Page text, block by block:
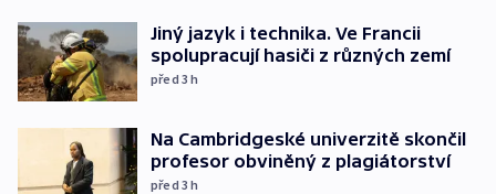
Jiný jazyk i technika. Ve Francii
spolupracují hasiči z různých zemí
před 3h
Na Cambridgeské univerzitě skončil
profesor obviněný z plagiátorství
před 3h